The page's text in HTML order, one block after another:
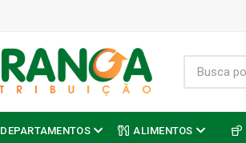
DEPARTAMENTOS ALIMENTOS